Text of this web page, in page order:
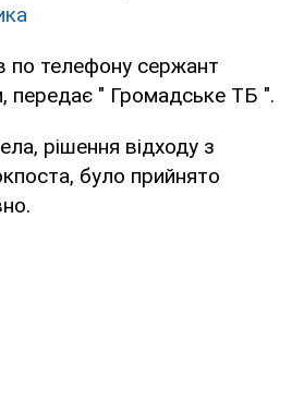
по телефону сержант
передає " Громадське ТБ ".
рішення відходу з
було прийнято